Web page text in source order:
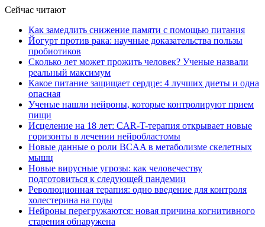
Сейчас читают
Как замедлить снижение памяти с помощью питания
Йогурт против рака: научные доказательства пользы
пробиотиков
Сколько лет может прожить человек? Ученые назвали
реальный максимум
Какое питание защищает сердце: 4 лучших диеты и одна
опасная
Ученые нашли нейроны, которые контролируют прием
пищи
Исцеление на 18 лет: CAR-T-терапия открывает новые
горизонты в лечении нейробластомы
Новые данные о роли BCAA в метаболизме скелетных
мышц
Новые вирусные угрозы: как человечеству
подготовиться к следующей пандемии
Революционная терапия: одно введение для контроля
холестерина на годы
Нейроны перегружаются: новая причина когнитивного
старения обнаружена